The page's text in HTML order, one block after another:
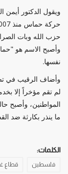
ويقول الدكتور أيمن
حزب الله وبات
وأصبح الاسم هو
نفسها.
وأضاف الرقيب في
لم تقم مؤخراً إلا
المواطنين، وأصبح
ما ينذر بكارثة ضد
الكلمات:
فلسطين قطاع